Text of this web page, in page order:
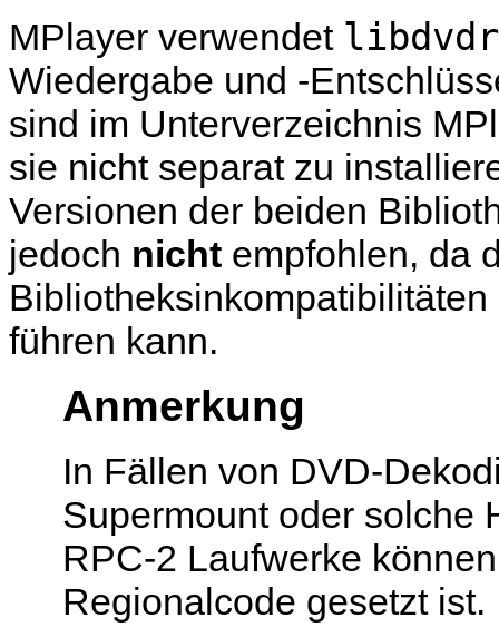
MPlayer verwendet
Wiedergabe und -
sind im Unterverzeichnis
sie nicht separat zu
Versionen der beiden
jedoch nicht empfohlen, da
führen kann.
Anmerkung
In Fällen von DVD-
Supermount oder solche
RPC-2 Laufwerke
Regionalcode gesetzt ist.